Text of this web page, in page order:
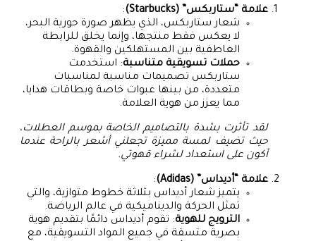
علامة “ستاربكس” (Starbucks)
:
شعار ستاربكس، الذي يظهر صورة حورية البحر،
لا يعكس فقط منتجها، وإنما يخلق للرابطة
العاطفية بين المستهلكين والقهوة.
حملات تسويقية متناسبة: استخدمت
ستاربكس تصميمات مناسبة لمناسبات
متعددة، من بينها عبوات خاصة وبطاقات هدايا،
مما يعزز من هوية العلامة.
لقد تأثرت بشدة بالتصاميم الخاصة بموسم العطلات،
حيث تضيف لمسة مميزة تجعلني أشعر بالراحة عندما
أكون على استعداد لشراء قهوتي.
علامة “أديداس” (Adidas)
:
يتميز شعار أديداس بثلاثة خطوط متوازية، والتي
تمثل الحركة والديناميكية في عالم الرياضة.
الترويج للهوية: تقوم أديداس دائمًا بتقديم هوية
بصرية متسقة في جميع المواد التسويقية، مع